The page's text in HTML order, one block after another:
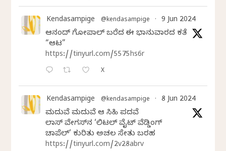
Kendasampige @kendasampige · 9 Jun 2024
ಆನಂದ್‌ ಗೋಪಾಲ್‌ ಬರೆದ ಈ ಭಾನುವಾರದ ಕತೆ
“ಆಟ”
https://tinyurl.com/5575hs6r
X
Kendasampige @kendasampige · 8 Jun 2024
ಮದುವೆ ಮದುವೆ ಆ ಸಿಹಿ ಪದವೆ
ಲಾಸ್‌ ವೇಗಸ್‌ನ ‘ಲಿಟಲ್ ವೈಟ್ ವೆಡ್ಡಿಂಗ್
ಚಾಪೆಲ್’ ಕುರಿತು ಅಚಲ ಸೇತು ಬರಹ
https://tinyurl.com/2v28abrv